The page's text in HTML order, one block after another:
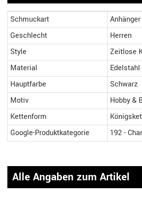
Schmuckart
Anhänger
Geschlecht
Herren
Style
Zeitlose
Material
Edelstahl
Hauptfarbe
Schwarz
Motiv
Hobby &
Kettenform
Google-Produktkategorie
192 -
Alle Angaben zum Artikel